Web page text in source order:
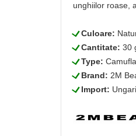
unghiilor roase,
LCuloare:
LCantitate: 30
LType:
LBrand: 2M
LImport: